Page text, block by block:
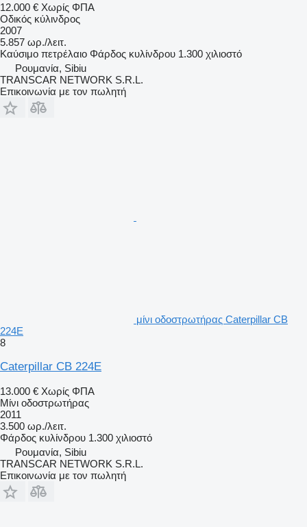
12.000 € Χωρίς ΦΠΑ
Οδικός κύλινδρος
2007
5.857 ωρ./λειτ.
Καύσιμο πετρέλαιο Φάρδος κυλίνδρου 1.300 χιλιοστό
Ρουμανία, Sibiu
TRANSCAR NETWORK S.R.L.
Επικοινωνία με τον πωλητή
μίνι οδοστρωτήρας Caterpillar CB
224E
8
Caterpillar CB 224E
13.000 € Χωρίς ΦΠΑ
Μίνι οδοστρωτήρας
2011
3.500 ωρ./λειτ.
Φάρδος κυλίνδρου 1.300 χιλιοστό
Ρουμανία, Sibiu
TRANSCAR NETWORK S.R.L.
Επικοινωνία με τον πωλητή